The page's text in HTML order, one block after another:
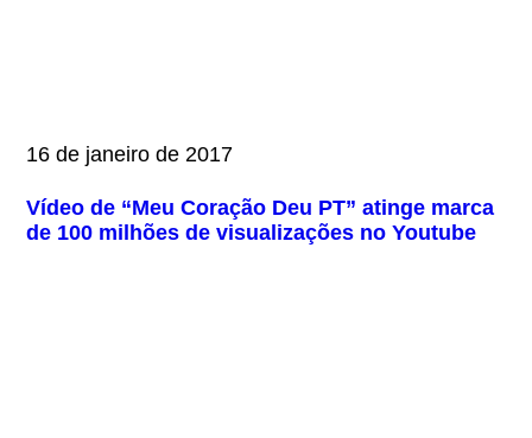
16 de janeiro de 2017
Vídeo de “Meu Coração Deu PT” atinge marca
de 100 milhões de visualizações no Youtube